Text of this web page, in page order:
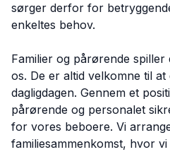
sørger derfor for
enkeltes behov.
Familier og pårørende
os. De er altid velkomne til at
dagligdagen. Gennem et
pårørende og personalet
for vores beboere. Vi
familiesammenkomst, hvor